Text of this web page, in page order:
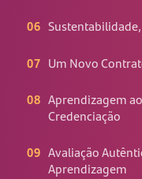
06
07 Um Novo
08 Aprendizagem
Credenciação
09 Avaliação
Aprendizagem